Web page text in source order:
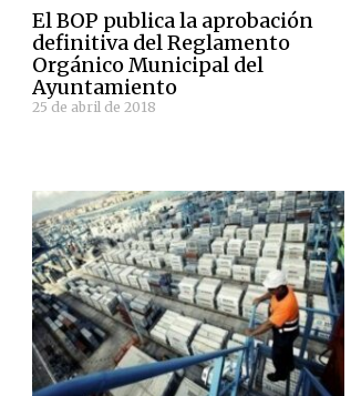
El BOP publica la aprobación
definitiva del Reglamento
Orgánico Municipal del
Ayuntamiento
25 de abril de 2018